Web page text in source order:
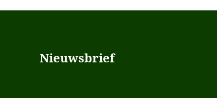
Nieuwsbrief